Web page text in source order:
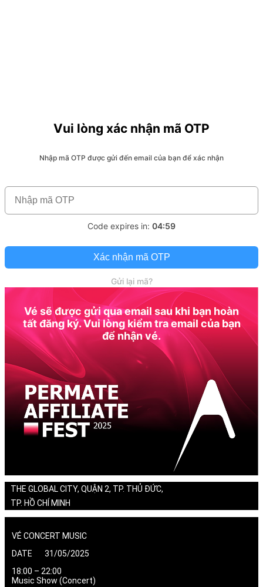
Vui lòng xác nhận mã OTP
Nhập mã OTP được gửi đến email của bạn để xác nhận
Code expires in: 04:59
Xác nhận mã OTP
Gửi lại mã?
Vé sẽ được gửi qua email sau khi bạn hoàn
tất đăng ký. Vui lòng kiểm tra email của bạn
để nhận vé.
THE GLOBAL CITY, QUẬN 2, TP. THỦ ĐỨC,
TP. HỒ CHÍ MINH
VÉ CONCERT MUSIC
DATE 31/05/2025
18:00 – 22:00
Music Show (Concert)